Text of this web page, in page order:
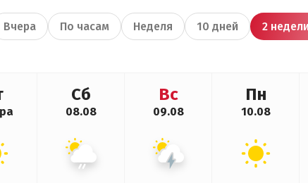
Вчера По часам Неделя 10 дней 2
Сб
08.08
Вс
09.08
Пн
10.08